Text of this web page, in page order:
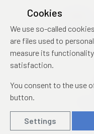
conference
Cookies
We use so-called
are files used to
measure its
satisfaction.
You consent to the use
button.
Settings